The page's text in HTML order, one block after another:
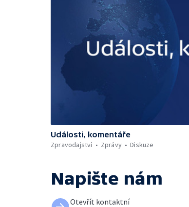
Události, komentáře
Zpravodajství
Zprávy Diskuze
Napište nám
Otevřít kontaktní